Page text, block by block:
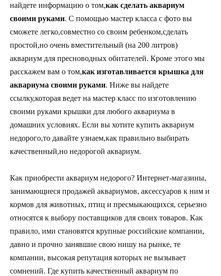
найдете информацию о том,как сделать аквариум
своими руками. С помощью мастер класса с фото вы
сможете легко,совместно со своим ребенком,сделать
простой,но очень вместительный (на 200 литров)
аквариум для пресноводных обитателей. Кроме этого мы
расскажем вам о том,как изготавливается крышка для
аквариума своими руками. Ниже вы найдете
ссылку,которая ведет на мастер класс по изготовлению
своими руками крышки для любого аквариума в
домашних условиях. Если вы хотите купить аквариум
недорого,то давайте узнаем,как правильно выбирать
качественный,но недорогой аквариум.
Как приобрести аквариум недорого? Интернет-магазины,
занимающиеся продажей аквариумов, аксессуаров к ним и
кормов для животных, птиц и пресмыкающихся, серьезно
относятся к выбору поставщиков для своих товаров. Как
правило, ими становятся крупные российские компании,
давно и прочно занявшие свою нишу на рынке, те
компании, высокая репутация которых не вызывает
сомнений. Где купить качественный аквариум по